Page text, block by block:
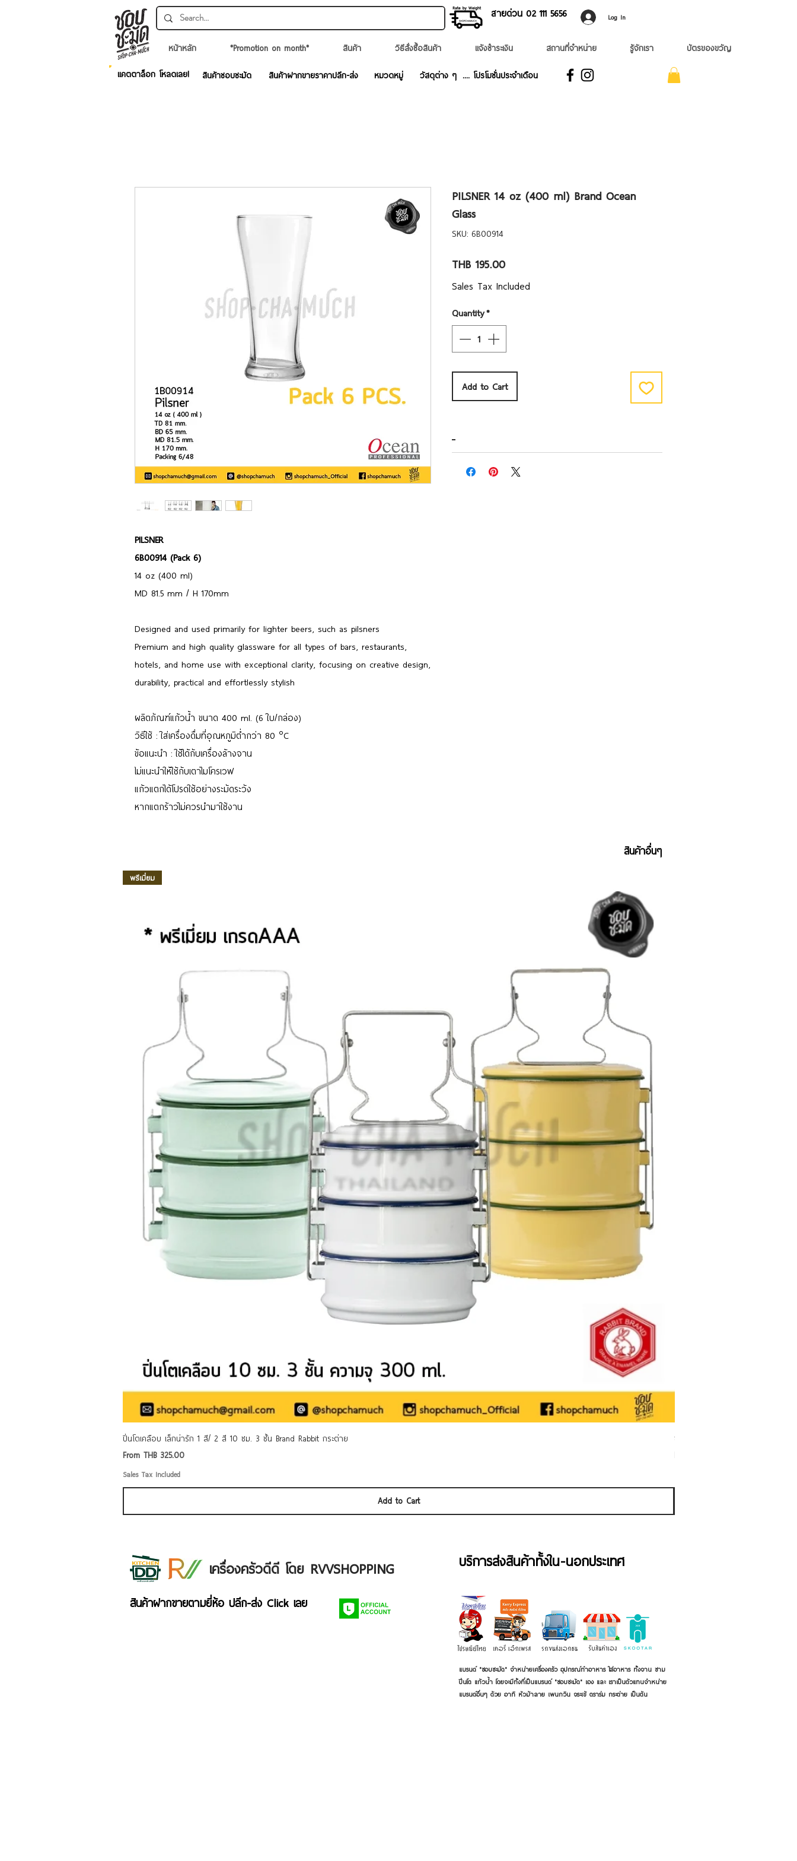
สายด่วน 02 ​111 5656 Log In
หน้าหลัก *Promotion on month* สินค้า วิธีสั่งซื้อสินค้า แจ้งชำระเงิน สถานที่จำหน่าย รู้จักเรา บัตรของขวัญ
สินค้าชอบชะมัด สินค้าฝากขายราคาปลีก-ส่ง หมวดหมู่ วัสดุต่าง ๆ .... โปรโมชั่นประจำเดือน
แคตตาล็อก โหลดเลย!
PILSNER
6B00914 (Pack 6)
14 oz (400 ml)
MD 81.5 mm / H 170mm
Designed and used primarily for lighter beers, such as pilsners
Premium and high quality glassware for all types of bars, restaurants,
hotels, and home use with exceptional clarity, focusing on creative design,
durability, practical and effortlessly stylish
ผลิตภัณฑ์แก้วน้ำ ขนาด 400 ml. (6 ใบ/กล่อง)
วิธีใช้ : ใส่เครื่องดื่มที่อุณหภูมิต่ำกว่า 80 °C
ข้อแนะนำ : ใช้ได้กับเครื่องล้างจาน
ไม่แนะนำให้ใช้กับเตาไมโครเวฟ
แก้วแตกได้โปรดใช้อย่างระมัดระวัง
หากแตกร้าวไม่ควรนำมาใช้งาน
PILSNER 14 oz (400 ml) Brand Ocean
Glass
SKU: 6B00914
THB 195.00Price
Sales Tax Included
Quantity*
Add to Cart
สินค้าอื่นๆ
พรีเมี่ยม
ปิ่นโตเคลือบ เล็กน่ารัก 1 สี/ 2 สี 10 ซม. 3 ชั้น Brand Rabbit กระต่าย
From THB 325.00
Sale Price
Sales Tax Included
Add to Cart
ชามเคลือบ Enamel Food grade ล
เครื่องครัวดีดี โดย RVVSHOPPING
สินค้าฝากขายตามยี่ห้อ ปลีก-ส่ง Click เลย
บริการส่งสินค้าทั้งใน-นอกประเทศ
แบรนด์ "ชอบชะมัด" จำหน่ายเครื่องครัว อุปกรณ์ทำอาหาร ใส่อาหาร ทั้งจาน ชาม
ปิ่นโต แก้วน้ำ โดยจะมีทั้งที่เป็นแบรนด์ "ชอบชะมัด" เอง และ เราเป็นตัวแทนจำหน่าย
แบรนด์อื่นๆ ด้วย อาทิ หัวม้าลาย เพนกวิน จระเข้ ตราร่ม กระต่าย เป็นต้น